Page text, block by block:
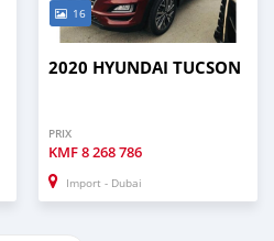
16
2020 HYUNDAI TUCSON
PRIX
KMF8 268 786
Import - Dubai